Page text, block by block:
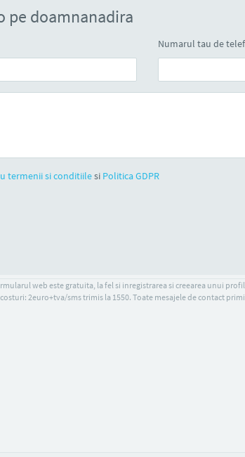
pe doamnanadira
Numarul tau de
termenii si conditiilesi Politica GDPR
web este gratuita, la fel si inregistrarea si creearea unui
2euro+tva/sms trimis la 1550. Toate mesajele de contact